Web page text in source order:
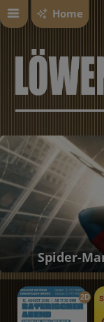
Home
Spider-
2D